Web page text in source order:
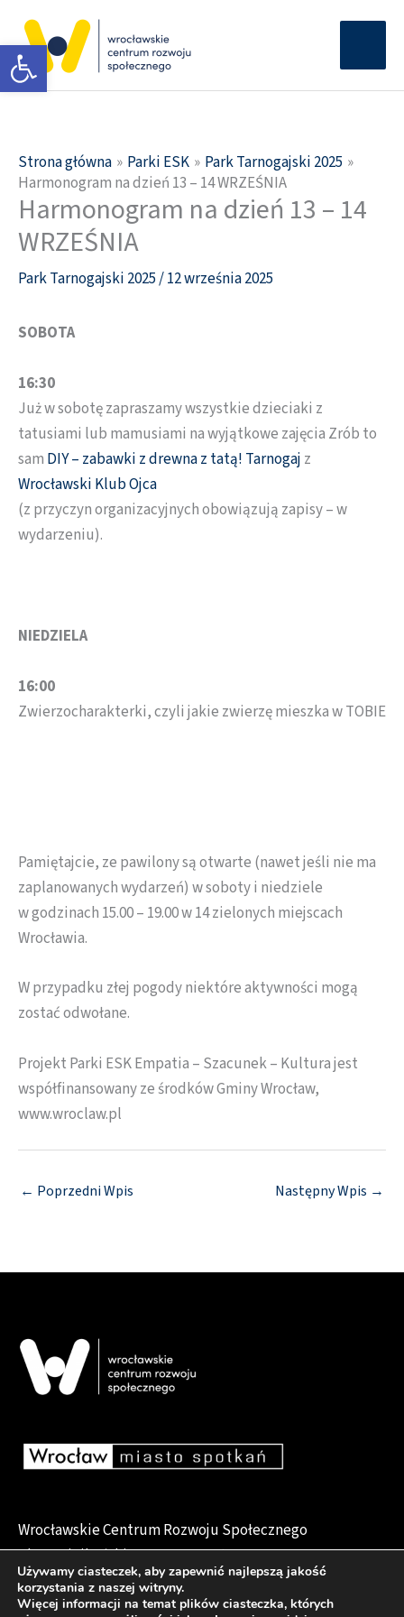
Otwórz pasek narzędzi
treści
Strona główna Parki ESK
Park Tarnogajski 2025
Harmonogram na dzień 13 – 14 WRZEŚNIA
Harmonogram na dzień 13 – 14
WRZEŚNIA
Park Tarnogajski 2025/12 września 2025
SOBOTA
16:30
Już w sobotę zapraszamy wszystkie dzieciaki z
tatusiami lub mamusiami na wyjątkowe zajęcia Zrób to
sam DIY – zabawki z drewna z tatą! Tarnogaj z
Wrocławski Klub Ojca
(z przyczyn organizacyjnych obowiązują zapisy – w
wydarzeniu).
NIEDZIELA
16:00
Zwierzocharakterki, czyli jakie zwierzę mieszka w TOBIE
Pamiętajcie, ze pawilony są otwarte (nawet jeśli nie ma
zaplanowanych wydarzeń) w soboty i niedziele
w godzinach 15.00 – 19.00 w 14 zielonych miejscach
Wrocławia.
W przypadku złej pogody niektóre aktywności mogą
zostać odwołane.
Projekt Parki ESK Empatia – Szacunek – Kultura jest
współfinansowany ze środków Gminy Wrocław,
www.wroclaw.pl
← Poprzedni Wpis Następny Wpis →
Wrocławskie Centrum Rozwoju Społecznego
pl. Dominikański 6, 50-159 Wrocław
Używamy ciasteczek, aby zapewnić najlepszą jakość
korzystania z naszej witryny.
Więcej informacji na temat plików ciasteczka, których